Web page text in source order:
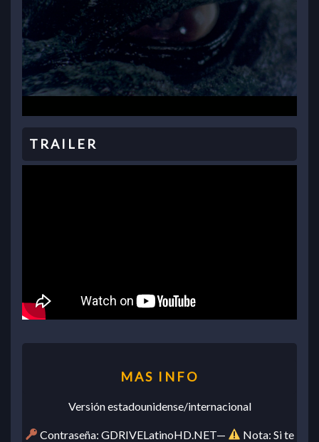
Versión estadounidense/internacional
Contraseña: GDRIVELatinoHD.NET—
Nota: Si te